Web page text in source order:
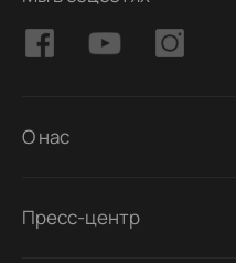
О нас
Пресс-центр